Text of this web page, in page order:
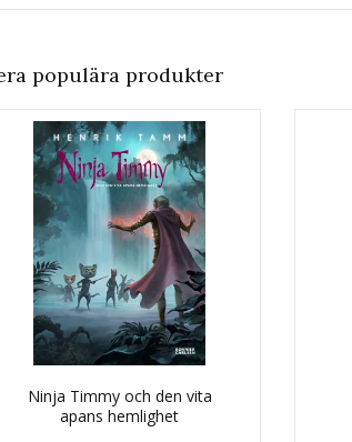
populära produkter
Ninja Timmy och den vita
apans hemlighet